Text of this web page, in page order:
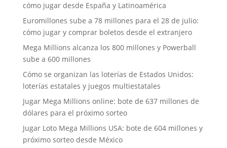
cómo jugar desde España y Latinoamérica
Euromillones sube a 78 millones para el 28 de julio:
cómo jugar y comprar boletos desde el extranjero
Mega Millions alcanza los 800 millones y Powerball
sube a 600 millones
Cómo se organizan las loterías de Estados Unidos:
loterías estatales y juegos multiestatales
Jugar Mega Millions online: bote de 637 millones de
dólares para el próximo sorteo
Jugar Loto Mega Millions USA: bote de 604 millones y
próximo sorteo desde México